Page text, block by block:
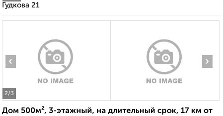
Гудкова 21
2/3
‹ ›
Дом 500м², 3-этажный, на длительный срок, 17 км от